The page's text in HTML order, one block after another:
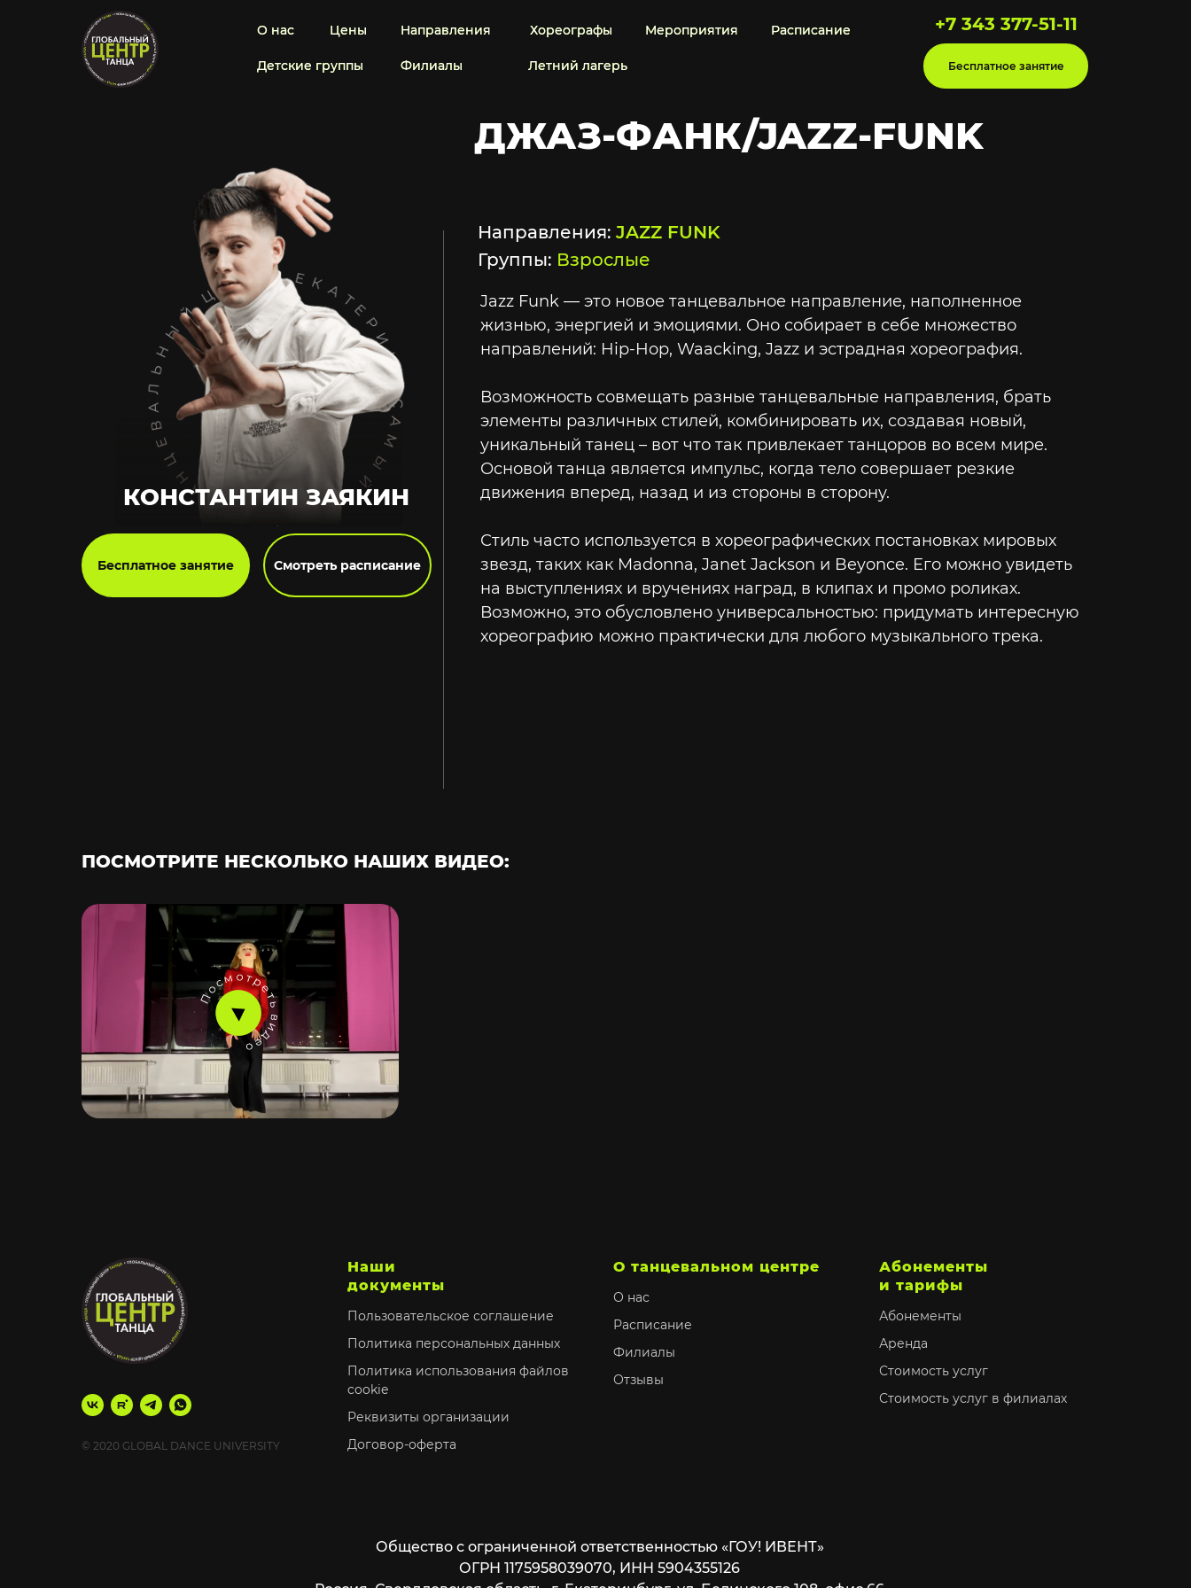
+7 343 377-51-11
Бесплатное занятие
О нас
О нас Направления
Направления
Цены
Цены Хореографы
Хореографы Мероприятия
Мероприятия
Филиалы
Филиалы Летний лагерь
Летний лагерь
Расписание
Расписание
Детские группы
Детские группы
Направления: JAZZ FUNK
КОНСТАНТИН ЗАЯКИН
Группы: Взрослые
ПОСМОТРИТЕ НЕСКОЛЬКО НАШИХ ВИДЕО:
ДЖАЗ-ФАНК/JAZZ-FUNK
Jazz Funk — это новое танцевальное направление, наполненное
жизнью, энергией и эмоциями. Оно собирает в себе множество
направлений: Hip-Hop, Waacking, Jazz и эстрадная хореография.
Возможность совмещать разные танцевальные направления, брать
элементы различных стилей, комбинировать их, создавая новый,
уникальный танец – вот что так привлекает танцоров во всем мире.
Основой танца является импульс, когда тело совершает резкие
движения вперед, назад и из стороны в сторону.
Стиль часто используется в хореографических постановках мировых
звезд, таких как Madonna, Janet Jackson и Beyonce. Его можно увидеть
на выступлениях и вручениях наград, в клипах и промо роликах.
Возможно, это обусловлено универсальностью: придумать интересную
хореографию можно практически для любого музыкального трека.
Бесплатное занятие Смотреть расписание
© 2020 GLOBAL DANCE UNIVERSITY
Наши
документы
Пользовательское соглашение
Политика персональных данных
Политика использования файлов
cookie
Реквизиты организации
Договор-оферта
О танцевальном центре
О нас
Расписание
Филиалы
Отзывы
Абонементы
и тарифы
Абонементы
Аренда
Стоимость услуг
Стоимость услуг в филиалах
Общество с ограниченной ответственностью «ГОУ! ИВЕНТ»
ОГРН 1175958039070, ИНН 5904355126